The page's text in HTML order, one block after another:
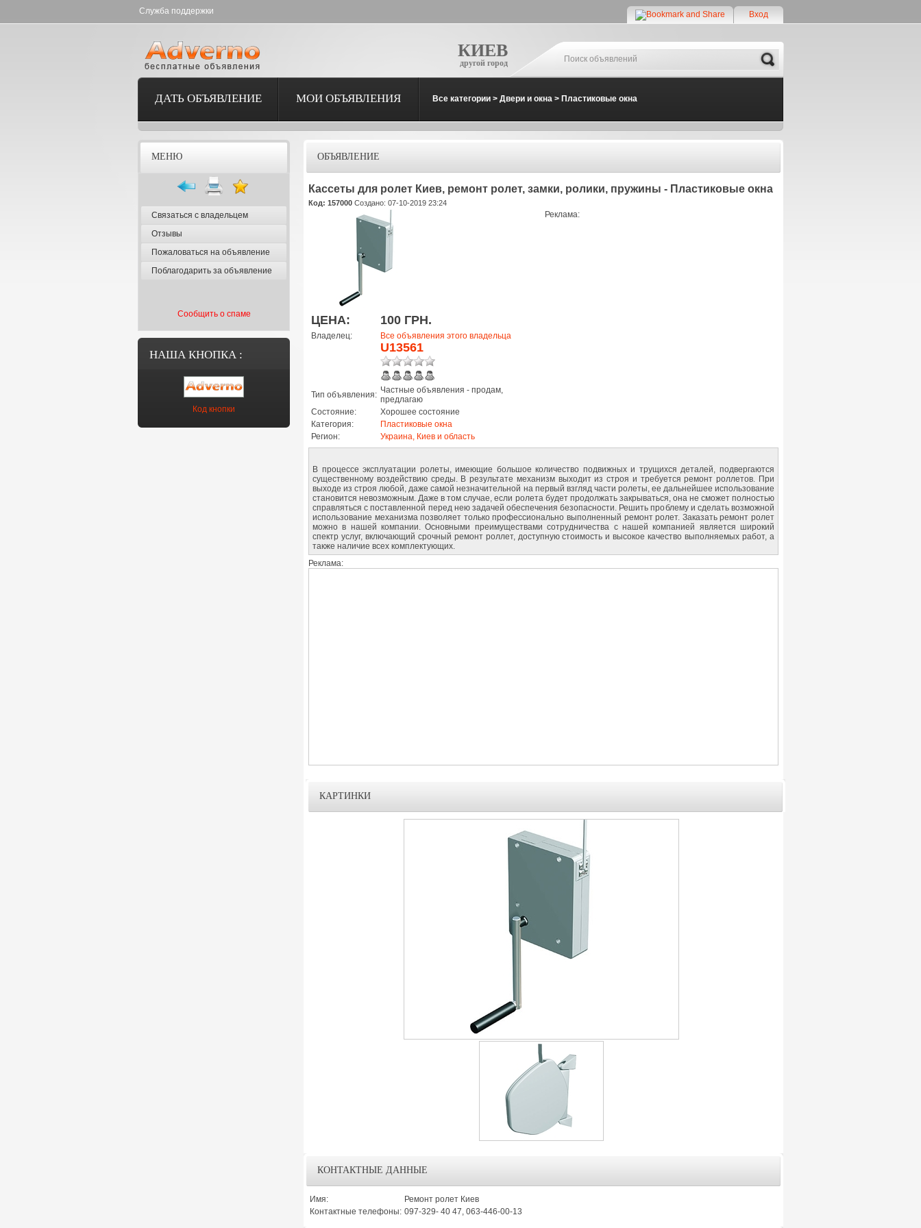
Служба поддержки Вход
КИЕВ
другой город
Search
ДАТЬ ОБЪЯВЛЕНИЕ МОИ ОБЪЯВЛЕНИЯ Все категории > Двери и окна > Пластиковые окна
МЕНЮ
Связаться с владельцем
Отзывы
Пожаловаться на объявление
Поблагодарить за объявление
Сообщить о спаме
НАША КНОПКА :
Код кнопки
ОБЪЯВЛЕНИЕ
Кассеты для ролет Киев, ремонт ролет, замки, ролики, пружины - Пластиковые окна
Код: 157000 Создано: 07-10-2019 23:24
ЦЕНА: 100 ГРН.
Владелец: Все объявления этого владельца
U13561
Тип объявления: Частные объявления - продам,
предлагаю
Состояние:
Хорошее состояние
Категория:
Пластиковые окна
Регион:
Украина, Киев и область
Реклама:
В процессе эксплуатации ролеты, имеющие большое количество подвижных и трущихся деталей, подвергаются
существенному воздействию среды. В результате механизм выходит из строя и требуется ремонт роллетов. При
выходе из строя любой, даже самой незначительной на первый взгляд части ролеты, ее дальнейшее использование
становится невозможным. Даже в том случае, если ролета будет продолжать закрываться, она не сможет полностью
справляться с поставленной перед нею задачей обеспечения безопасности. Решить проблему и сделать возможной
использование механизма позволяет только профессионально выполненный ремонт ролет. Заказать ремонт ролет
можно в нашей компании. Основными преимуществами сотрудничества с нашей компанией является широкий
спектр услуг, включающий срочный ремонт роллет, доступную стоимость и высокое качество выполняемых работ, а
также наличие всех комплектующих.
Реклама:
КАРТИНКИ
КОНТАКТНЫЕ ДАННЫЕ
Имя:
Ремонт ролет Киев
Контактные телефоны: 097-329- 40 47, 063-446-00-13